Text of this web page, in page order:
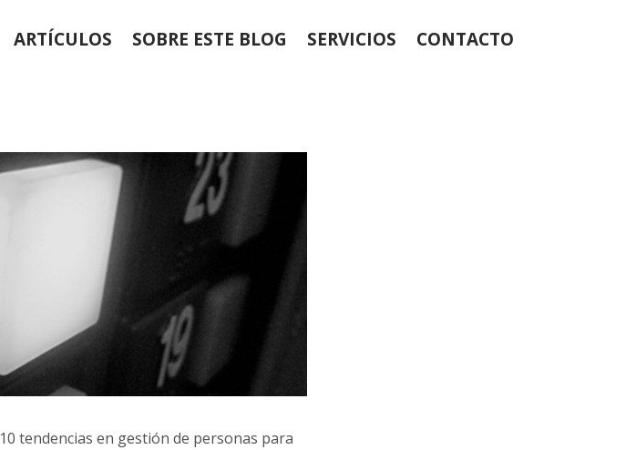
ARTÍCULOS SOBRE ESTE BLOG SERVICIOS CONTACTO
10 tendencias en gestión de personas para